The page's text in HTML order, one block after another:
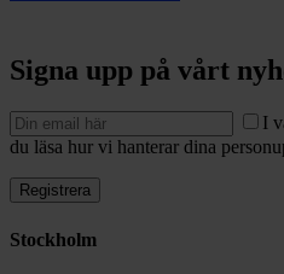
Signa upp på vårt
I
du läsa hur vi hanterar dina
Stockholm